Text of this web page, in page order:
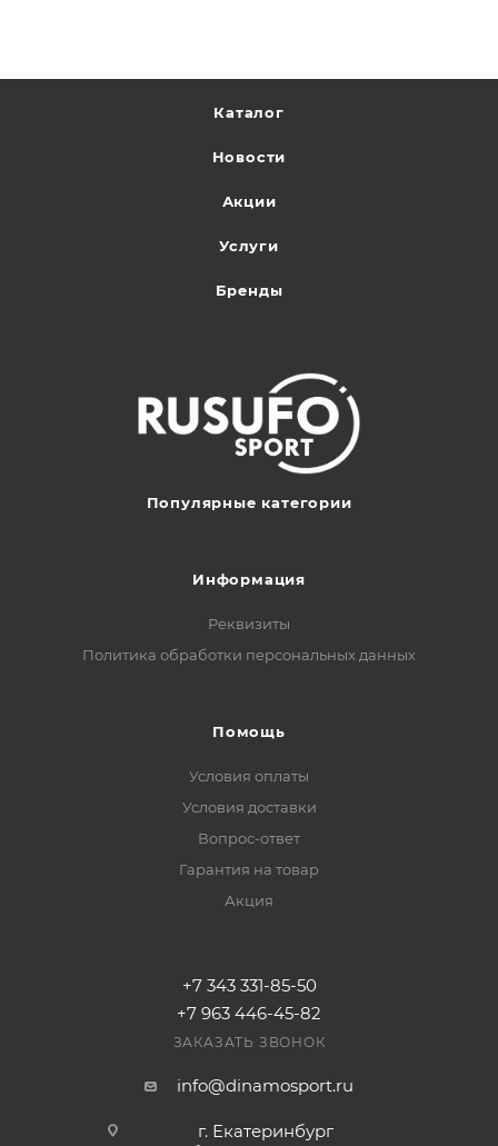
Каталог
Новости
Акции
Услуги
Бренды
Популярные категории
Информация
Реквизиты
Политика обработки персональных данных
Помощь
Условия оплаты
Условия доставки
Вопрос-ответ
Гарантия на товар
Акция
+7 343 331-85-50
+7 963 446-45-82
ЗАКАЗАТЬ ЗВОНОК
info@dinamosport.ru
г. Екатеринбург